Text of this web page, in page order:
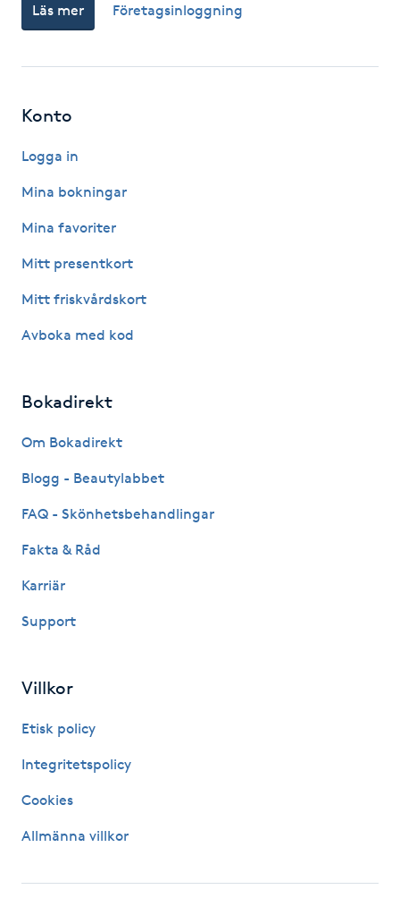
HIFU
Hot Stone Massage
Hudföryngring
Huduppstramning
Hypnos
Hårborttagning
Hårförlängning
Hälsa
Hälsprickor
Idrottsmassage
Läs mer Företagsinloggning
Konto
Logga in
Mina bokningar
Mina favoriter
Mitt presentkort
Mitt friskvårdskort
Avboka med kod
Bokadirekt
Om Bokadirekt
Blogg - Beautylabbet
FAQ - Skönhetsbehandlingar
Fakta & Råd
Karriär
Support
Villkor
Etisk policy
Integritetspolicy
Cookies
Allmänna villkor